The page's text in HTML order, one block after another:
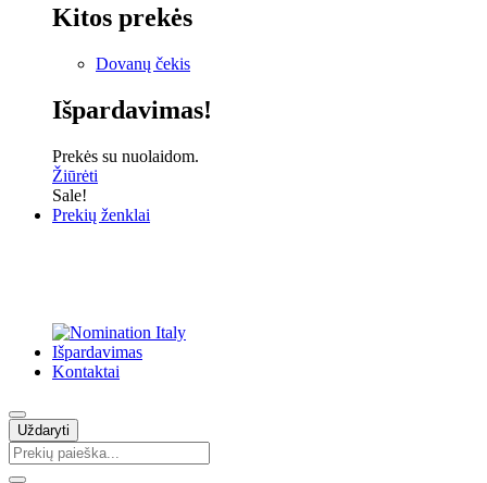
Kitos prekės
Dovanų čekis
Išpardavimas!
Prekės su nuolaidom.
Žiūrėti
Sale!
Prekių ženklai
Išpardavimas
Kontaktai
Uždaryti